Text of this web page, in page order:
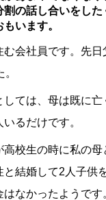
割の話し合いをし
います。
む会社員です。先日
しては、母は既に亡
るだけです。
校生の時に私の母
と結婚して2人子供
はなかったようです